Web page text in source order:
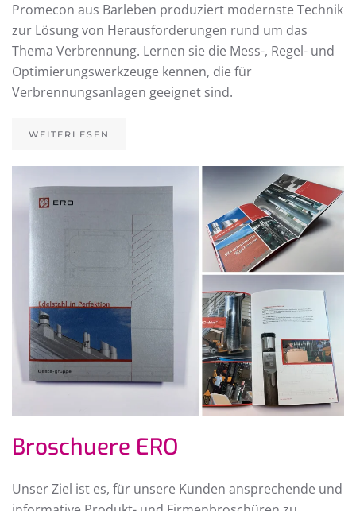
Promecon aus Barleben produziert modernste Technik
zur Lösung von Herausforderungen rund um das
Thema Verbrennung. Lernen sie die Mess-, Regel- und
Optimierungswerkzeuge kennen, die für
Verbrennungsanlagen geeignet sind.
WEITERLESEN
Broschuere ERO
Unser Ziel ist es, für unsere Kunden ansprechende und